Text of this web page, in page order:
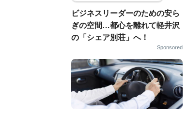
ビジネスリーダーのための安ら
ぎの空間…都心を離れて軽井沢
の「シェア別荘」へ！
Sponsored